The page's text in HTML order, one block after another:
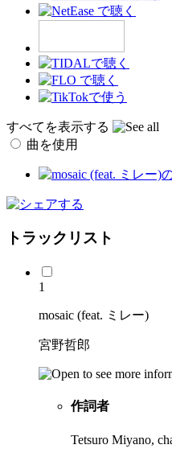
すべてを表示する
曲を使用
トラックリスト
1
mosaic (feat. ミレー)
宮野哲郎
作詞者
Tetsuro Miyano,